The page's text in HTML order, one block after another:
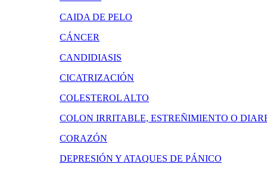
CAIDA DE PELO
CÁNCER
CANDIDIASIS
CICATRIZACIÓN
COLESTEROL ALTO
COLON IRRITABLE, ESTREÑIMIENTO O
CORAZÓN
DEPRESIÓN Y ATAQUES DE PÁNICO